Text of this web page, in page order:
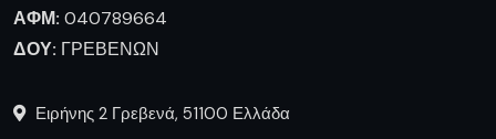
ΑΦΜ: 040789664
ΔΟΥ: ΓΡΕΒΕΝΩΝ
Ειρήνης 2 Γρεβενά, 51100 Ελλάδα